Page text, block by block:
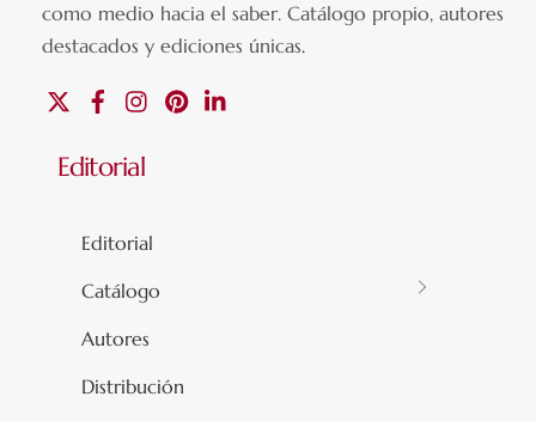
como medio hacia el saber.Catálogo propio, autores
destacados y ediciones únicas.
FacebookInstagramPinterest
Editorial
Editorial
Catálogo
Autores
Distribución